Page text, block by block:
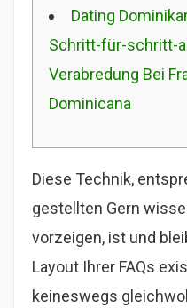
Dating
Schritt-für-schritt-
Verabredung Bei
Dominicana
Diese Technik,
gestellten Gern
vorzeigen, ist und
Layout Ihrer FAQs
keineswegs